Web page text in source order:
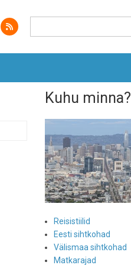
Kuhu minna?
Reisistiilid
Eesti sihtkohad
Välismaa sihtkohad
Matkarajad